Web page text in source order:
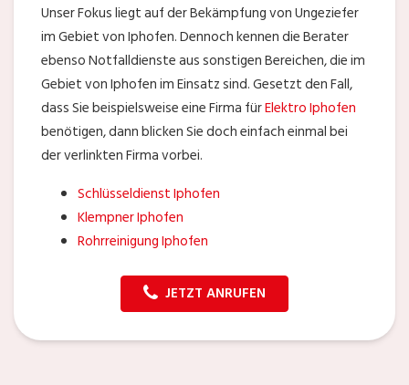
Unser Fokus liegt auf der Bekämpfung von Ungeziefer
im Gebiet von Iphofen. Dennoch kennen die Berater
ebenso Notfalldienste aus sonstigen Bereichen, die im
Gebiet von Iphofen im Einsatz sind. Gesetzt den Fall,
dass Sie beispielsweise eine Firma fürElektro Iphofen
benötigen, dann blicken Sie doch einfach einmal bei
der verlinkten Firma vorbei.
Schlüsseldienst Iphofen
Klempner Iphofen
Rohrreinigung Iphofen
JETZT ANRUFEN